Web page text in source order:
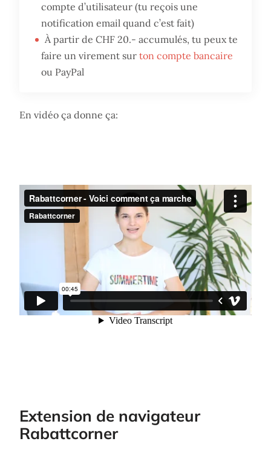
compte d’utilisateur (tu reçois une
notification email quand c’est fait)
À partir de CHF 20.- accumulés, tu peux te
faire un virement sur ton compte bancaire
ou PayPal
En vidéo ça donne ça:
Extension de navigateur
Rabattcorner